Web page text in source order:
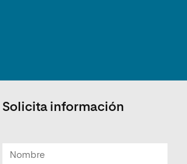
Solicita información